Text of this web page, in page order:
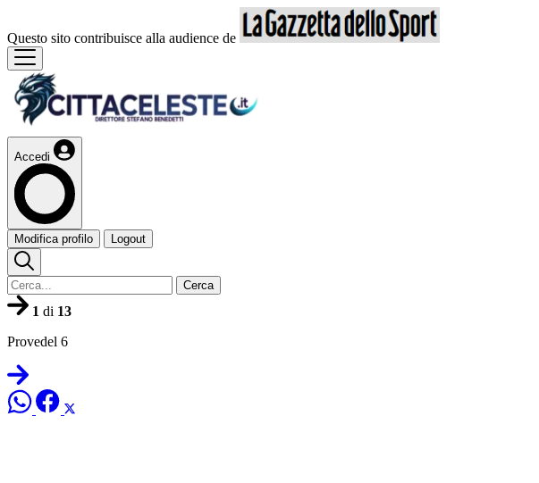
Questo sito contribuisce alla audience de
Accedi
Modifica profilo Logout
Cerca
1 di 13
Provedel 6